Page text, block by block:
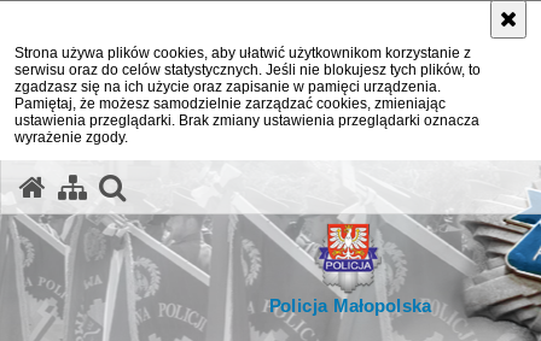
Strona używa plików cookies, aby ułatwić użytkownikom korzystanie z
serwisu oraz do celów statystycznych. Jeśli nie blokujesz tych plików, to
zgadzasz się na ich użycie oraz zapisanie w pamięci urządzenia.
Pamiętaj, że możesz samodzielnie zarządzać cookies, zmieniając
ustawienia przeglądarki. Brak zmiany ustawienia przeglądarki oznacza
wyrażenie zgody.
Policja Małopolska